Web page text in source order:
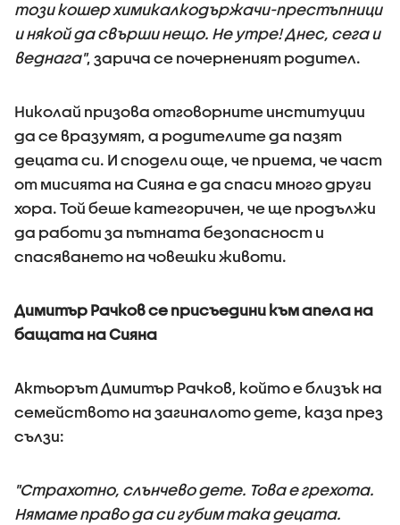
този кошер химикалкодържачи-престъпници
и някой да свърши нещо. Не утре! Днес, сега и
веднага", зарича се почерненият родител.
Николай призова отговорните институции
да се вразумят, а родителите да пазят
децата си. И сподели още, че приема, че част
от мисията на Сияна е да спаси много други
хора. Той беше категоричен, че ще продължи
да работи за пътната безопасност и
спасяването на човешки животи.
Димитър Рачков се присъедини към апела на
бащата на Сияна
Актьорът Димитър Рачков, който е близък на
семейството на загиналото дете, каза през
сълзи:
"Страхотно, слънчево дете. Това е грехота.
Нямаме право да си губим така децата.